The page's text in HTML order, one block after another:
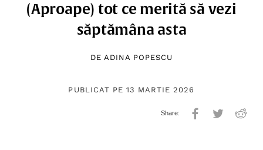
(Aproape) tot ce merită să vezi
săptămâna asta
DE ADINA POPESCU
PUBLICAT PE 13 MARTIE 2026